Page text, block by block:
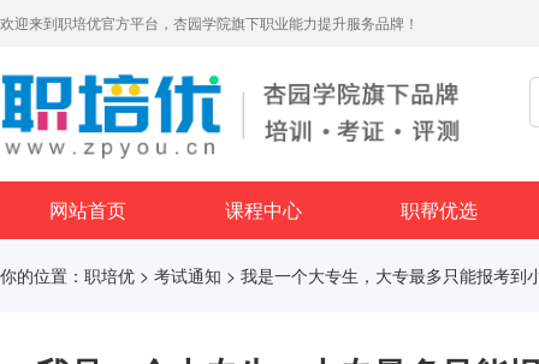
欢迎来到职培优官方平台，杏园学院旗下职业能力提升服务品牌！
网站首页 课程中心 职帮优选
你的位置： 职培优 > 考试通知 > 我是一个大专生，大专最多只能报考到